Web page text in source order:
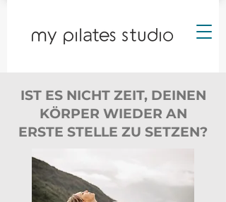
IST ES NICHT ZEIT, DEINEN
KÖRPER WIEDER AN
ERSTE STELLE ZU SETZEN?